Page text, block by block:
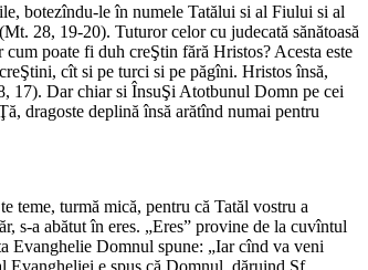
botezîndu-le în numele Tatălui si al Fiului si al
28, 19-20). Tuturor celor cu judecată sănătoasă
poate fi duh creŞtin fără Hristos? Acesta este
cît si pe turci si pe păgîni. Hristos însă,
17). Dar chiar si ÎnsuŞi Atotbunul Domn pe cei
dragoste deplină însă arătînd numai pentru
teme, turmă mică, pentru că Tatăl vostru a
s-a abătut în eres. „Eres” provine de la cuvîntul
Evanghelie Domnul spune: „Iar cînd va veni
e spus că Domnul, dăruind Sf.